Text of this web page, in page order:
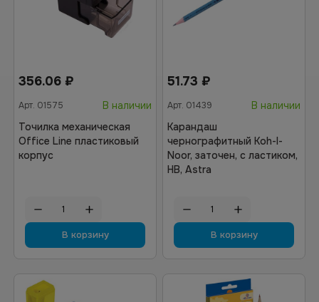
356.06 ₽
Арт. 01575
В наличии
Точилка механическая
Office Line пластиковый
корпус
В корзину
51.73 ₽
Арт. 01439
В наличии
Карандаш
чернографитный Koh-I-
Noor, заточен, с ластиком,
HB, Astra
В корзину